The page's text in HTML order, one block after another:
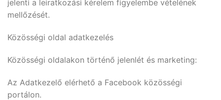
jelenti a leiratkozási kérelem figyelembe vételének
mellőzését.
Közösségi oldal adatkezelés
Közösségi oldalakon történő jelenlét és marketing:
Az Adatkezelő elérhető a Facebook közösségi
portálon.